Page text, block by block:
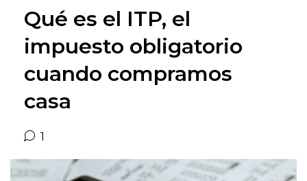
Qué es el ITP, el
impuesto obligatorio
cuando compramos
casa
1